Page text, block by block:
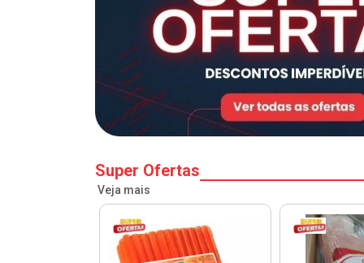
Super Ofertas
Veja mais